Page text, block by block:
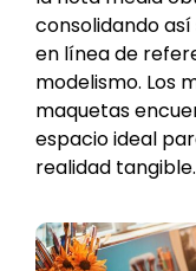
consolidando
en línea de
modelismo. Los
maquetas
espacio ideal
realidad tangible.